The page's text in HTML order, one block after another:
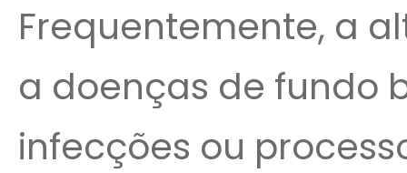
Frequentemente, a
a doenças de fundo
infecções ou